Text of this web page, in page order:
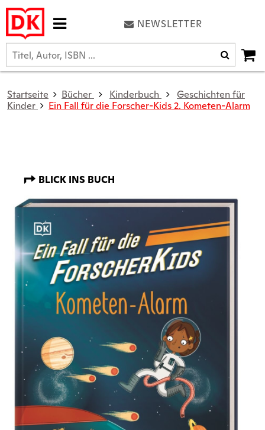
NEWSLETTER
Startseite Bücher Kinderbuch
Geschichten für
Kinder
Ein Fall für die Forscher-Kids 2. Kometen-Alarm
BLICK INS BUCH